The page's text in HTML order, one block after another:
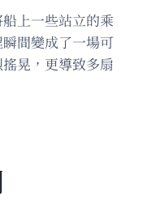
上一些站立的乘
間變成了一場可
晃，更導致多扇